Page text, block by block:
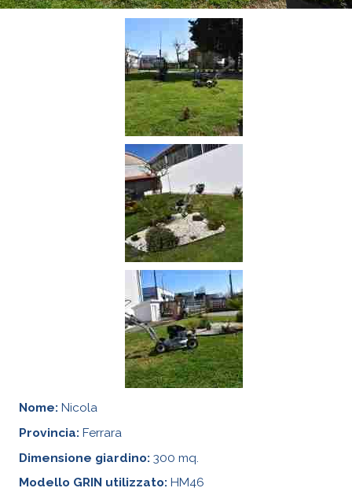
Nome: Nicola
Provincia: Ferrara
Dimensione giardino: 300 mq.
Modello GRIN utilizzato: HM46